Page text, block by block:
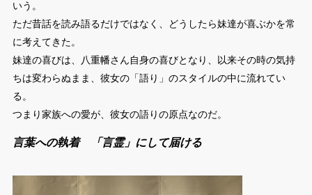
いう。
ただ昔話を読み語るだけではなく、どうしたら妹達が喜ぶかを常
に考えてきた。
妹達の喜びは、八重幡さん自身の喜びとなり、以来その時の気持
ちは変わらぬまま、彼女の「語り」のスタイルの中に流れてい
る。
つまり家族への愛が、彼女の語りの原点なのだ。
言葉への執着 「言霊」にして届ける